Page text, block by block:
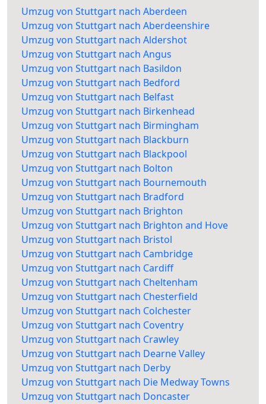
Umzug von Stuttgart nach Aberdeen
Umzug von Stuttgart nach Aberdeenshire
Umzug von Stuttgart nach Aldershot
Umzug von Stuttgart nach Angus
Umzug von Stuttgart nach Basildon
Umzug von Stuttgart nach Bedford
Umzug von Stuttgart nach Belfast
Umzug von Stuttgart nach Birkenhead
Umzug von Stuttgart nach Birmingham
Umzug von Stuttgart nach Blackburn
Umzug von Stuttgart nach Blackpool
Umzug von Stuttgart nach Bolton
Umzug von Stuttgart nach Bournemouth
Umzug von Stuttgart nach Bradford
Umzug von Stuttgart nach Brighton
Umzug von Stuttgart nach Brighton and Hove
Umzug von Stuttgart nach Bristol
Umzug von Stuttgart nach Cambridge
Umzug von Stuttgart nach Cardiff
Umzug von Stuttgart nach Cheltenham
Umzug von Stuttgart nach Chesterfield
Umzug von Stuttgart nach Colchester
Umzug von Stuttgart nach Coventry
Umzug von Stuttgart nach Crawley
Umzug von Stuttgart nach Dearne Valley
Umzug von Stuttgart nach Derby
Umzug von Stuttgart nach Die Medway Towns
Umzug von Stuttgart nach Doncaster